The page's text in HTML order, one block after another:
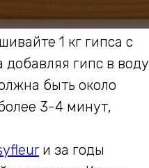
1 кг гипса с
гипс в воду
быть около
3-4 минут,
и за годы